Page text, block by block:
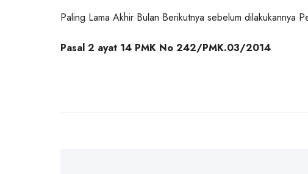
Paling Lama Akhir Bulan Berikutnya sebelum dilakukannya
Pasal 2 ayat 14 PMK No 242/PMK.03/2014